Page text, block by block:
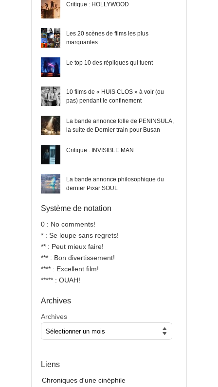
Critique : HOLLYWOOD
Les 20 scènes de films les plus
marquantes
Le top 10 des répliques qui tuent
10 films de « HUIS CLOS » à voir (ou
pas) pendant le confinement
La bande annonce folle de PENINSULA,
la suite de Dernier train pour Busan
Critique : INVISIBLE MAN
La bande annonce philosophique du
dernier Pixar SOUL
Système de notation
0 : No comments!
* : Se loupe sans regrets!
** : Peut mieux faire!
*** : Bon divertissement!
**** : Excellent film!
***** : OUAH!
Archives
Archives
Liens
Chroniques d'une cinéphile